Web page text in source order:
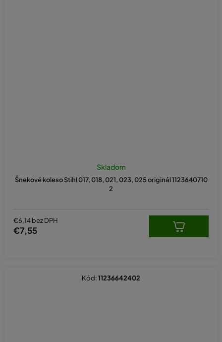
Šnekové koleso Stihl 017, 018, 021, 023, 025 originál 1123640710
2
Skladom
€6,14 bez DPH
€7,55
Kód:11236642402